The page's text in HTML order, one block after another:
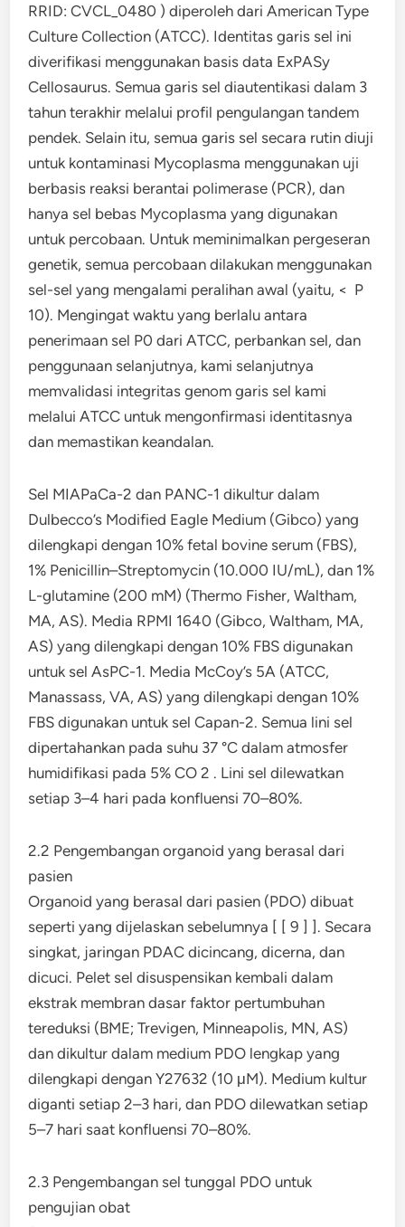
RRID: CVCL_0480 ) diperoleh dari American Type
Culture Collection (ATCC). Identitas garis sel ini
diverifikasi menggunakan basis data ExPASy
Cellosaurus. Semua garis sel diautentikasi dalam 3
tahun terakhir melalui profil pengulangan tandem
pendek. Selain itu, semua garis sel secara rutin diuji
untuk kontaminasi Mycoplasma menggunakan uji
berbasis reaksi berantai polimerase (PCR), dan
hanya sel bebas Mycoplasma yang digunakan
untuk percobaan. Untuk meminimalkan pergeseran
genetik, semua percobaan dilakukan menggunakan
sel-sel yang mengalami peralihan awal (yaitu, < P
10). Mengingat waktu yang berlalu antara
penerimaan sel P0 dari ATCC, perbankan sel, dan
penggunaan selanjutnya, kami selanjutnya
memvalidasi integritas genom garis sel kami
melalui ATCC untuk mengonfirmasi identitasnya
dan memastikan keandalan.
Sel MIAPaCa-2 dan PANC-1 dikultur dalam
Dulbecco’s Modified Eagle Medium (Gibco) yang
dilengkapi dengan 10% fetal bovine serum (FBS),
1% Penicillin–Streptomycin (10.000 IU/mL), dan 1%
L-glutamine (200 mM) (Thermo Fisher, Waltham,
MA, AS). Media RPMI 1640 (Gibco, Waltham, MA,
AS) yang dilengkapi dengan 10% FBS digunakan
untuk sel AsPC-1. Media McCoy’s 5A (ATCC,
Manassass, VA, AS) yang dilengkapi dengan 10%
FBS digunakan untuk sel Capan-2. Semua lini sel
dipertahankan pada suhu 37 °C dalam atmosfer
humidifikasi pada 5% CO 2 . Lini sel dilewatkan
setiap 3–4 hari pada konfluensi 70–80%.
2.2 Pengembangan organoid yang berasal dari
pasien
Organoid yang berasal dari pasien (PDO) dibuat
seperti yang dijelaskan sebelumnya [ [ 9 ] ]. Secara
singkat, jaringan PDAC dicincang, dicerna, dan
dicuci. Pelet sel disuspensikan kembali dalam
ekstrak membran dasar faktor pertumbuhan
tereduksi (BME; Trevigen, Minneapolis, MN, AS)
dan dikultur dalam medium PDO lengkap yang
dilengkapi dengan Y27632 (10 μM). Medium kultur
diganti setiap 2–3 hari, dan PDO dilewatkan setiap
5–7 hari saat konfluensi 70–80%.
2.3 Pengembangan sel tunggal PDO untuk
pengujian obat